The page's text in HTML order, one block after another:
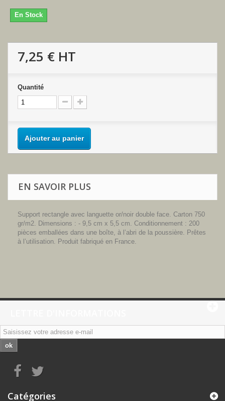
En Stock
7,25 € HT
Quantité
Ajouter au panier
EN SAVOIR PLUS
Support rectangle avec languette or/noir double face. Carton 750
gr/m2. Dimensions : - 9,5 cm x 5,5 cm. Conditionnement : 200
pièces emballées dans une boîte, à l’abri de la poussière. Prêtes
à l’utilisation. Produit fabriqué en France.
ok
Catégories